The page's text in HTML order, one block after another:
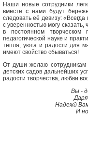
Наши новые сотрудники
вместе с нами будут
следовать её девизу:
с уверенностью могу
в постоянном
педагогической науке и
тепла, уюта и радости для
имеют свойство сбываться!
От души желаю сотрудникам
детских садов дальнейших
радости творчества, любви
Вы -
Надежд
И